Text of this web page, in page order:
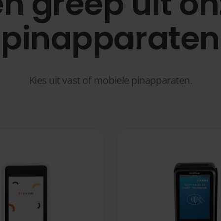
pinapparaten
Kies uit vast of mobiele pinapparaten.